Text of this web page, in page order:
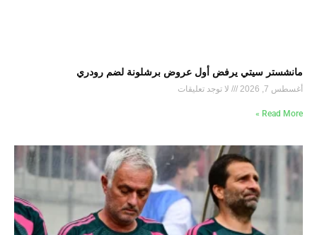
مانشستر سيتي يرفض أول عروض برشلونة لضم رودري
أغسطس 7, 2026 لا توجد تعليقات
Read More »